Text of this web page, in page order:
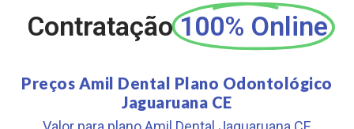
Contratação 100% Online
Preços Amil Dental Plano Odontológico
Jaguaruana CE